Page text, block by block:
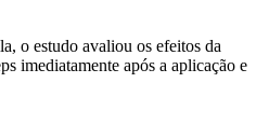
o estudo avaliou os efeitos da
imediatamente após a aplicação e